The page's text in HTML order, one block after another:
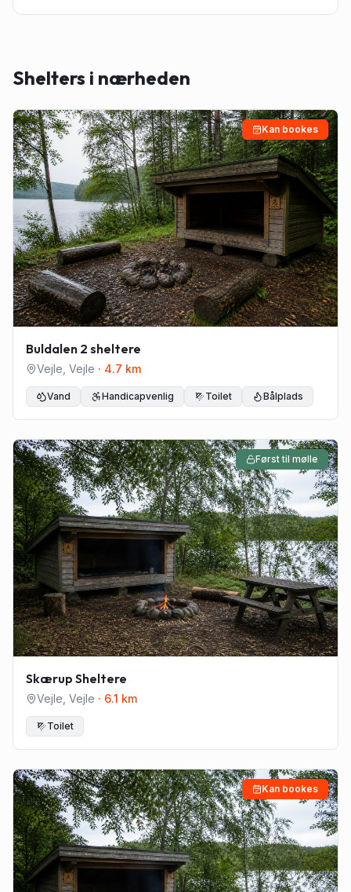
Shelters i nærheden
Kan bookes
Buldalen 2 sheltere
Vejle Vejle · 4.7 km
Vand Handicapvenlig Toilet Bålplads
Først til mølle
Skærup Sheltere
Vejle Vejle · 6.1 km
Toilet
Kan bookes